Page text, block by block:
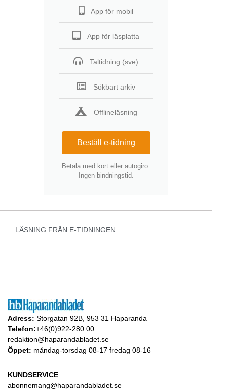
App för mobil
App för läsplatta
Taltidning (sve)
Sökbart arkiv
Offlineläsning
Beställ e-tidning
Betala med kort eller autogiro.
Ingen bindningstid.
LÄSNING FRÅN E-TIDNINGEN
Adress: Storgatan 92B, 953 31 Haparanda
Telefon:+46(0)922-280 00
redaktion@haparandabladet.se
Öppet: måndag-torsdag 08-17 fredag 08-16
KUNDSERVICE
abonnemang@haparandabladet.se